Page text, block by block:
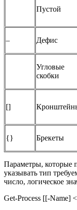
Пустой
– Дефис
Угловые
скобки
[]
{} Брекеты
Параметры, которые
указывать тип
число, логическое
Get-Process [[-Name]